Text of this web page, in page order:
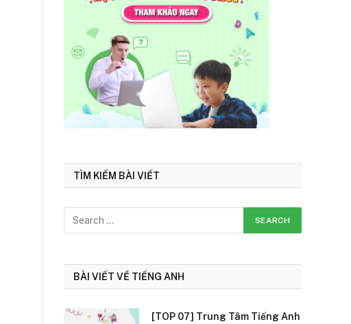
TÌM KIẾM BÀI VIẾT
BÀI VIẾT VỀ TIẾNG ANH
[TOP 07] Trung Tâm Tiếng Anh